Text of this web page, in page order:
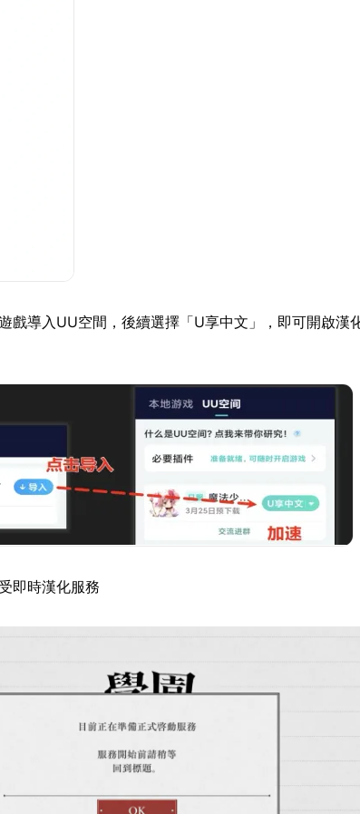
戲導入UU空間，後續選擇「U享中文」，即可開啟漢
即時漢化服務